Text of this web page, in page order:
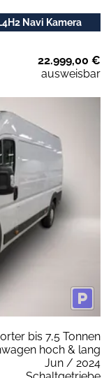
Navi Kamera
22.999,00 €
ausweisbar
bis 7,5 Tonnen
hoch & lang
Jun / 2024